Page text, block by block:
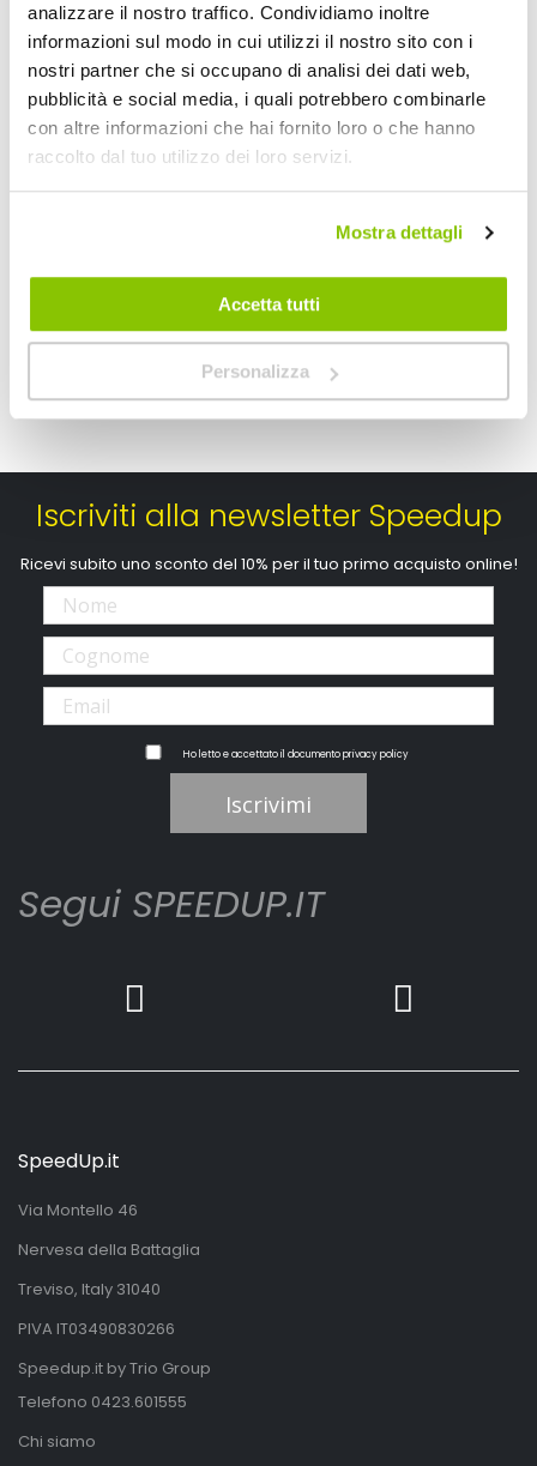
analizzare il nostro traffico. Condividiamo inoltre
informazioni sul modo in cui utilizzi il nostro sito con i
nostri partner che si occupano di analisi dei dati web,
pubblicità e social media, i quali potrebbero combinarle
con altre informazioni che hai fornito loro o che hanno
raccolto dal tuo utilizzo dei loro servizi.
Mostra dettagli
Accetta tutti
Personalizza
Bauletto Alpina ALP44A - GIVI
Alluminio Nero/grigio
Bauletto Trekker
Nero/Grigio
Prezzo
280,20 € -24%
Iscriviti alla newsletter Speedup
Ricevi subito uno sconto del 10% per il tuo primo acquisto online!
Ho letto e accettato il documentoprivacy policy
Iscrivimi
Segui SPEEDUP.IT
SpeedUp.it
Via Montello 46
Nervesa della Battaglia
Treviso, Italy 31040
PIVA IT03490830266
Speedup.it by Trio Group
Telefono 0423.601555
Chi siamo